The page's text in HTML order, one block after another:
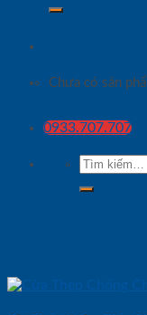
Chưa có sản
0933.707.707
Tìm
kiếm: